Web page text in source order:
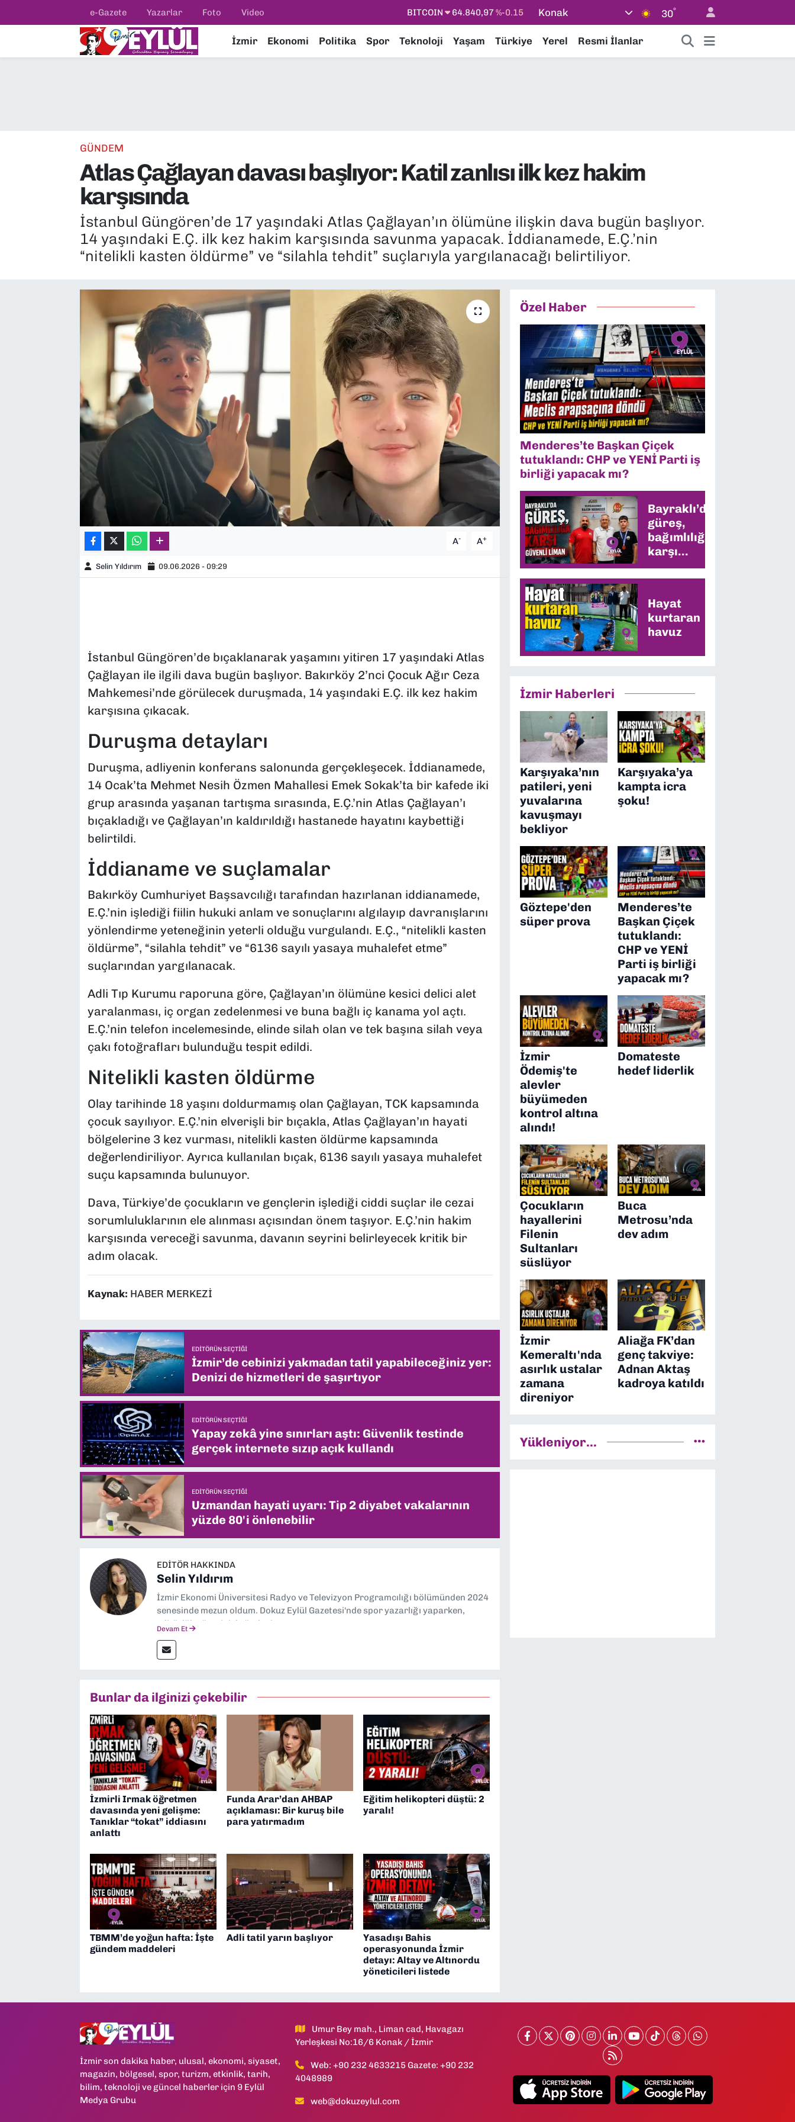
e-Gazete Yazarlar Foto Video DOLAR 47,7436%0.18
STERLİN
64,4811%0.38
Konak 30°
İzmir Ekonomi Politika Spor Teknoloji Yaşam Türkiye Yerel Resmi İlanlar
GÜNDEM
Atlas Çağlayan davası başlıyor: Katil zanlısı ilk kez hakim
karşısında
İstanbul Güngören’de 17 yaşındaki Atlas Çağlayan’ın ölümüne ilişkin dava bugün başlıyor.
14 yaşındaki E.Ç. ilk kez hakim karşısında savunma yapacak. İddianamede, E.Ç.’nin
“nitelikli kasten öldürme” ve “silahla tehdit” suçlarıyla yargılanacağı belirtiliyor.
A- A+
Selin Yıldırım 09.06.2026 - 09:29
İstanbul Güngören’de bıçaklanarak yaşamını yitiren 17 yaşındaki Atlas
Çağlayan ile ilgili dava bugün başlıyor. Bakırköy 2’nci Çocuk Ağır Ceza
Mahkemesi’nde görülecek duruşmada, 14 yaşındaki E.Ç. ilk kez hakim
karşısına çıkacak.
Duruşma detayları
Duruşma, adliyenin konferans salonunda gerçekleşecek. İddianamede,
14 Ocak’ta Mehmet Nesih Özmen Mahallesi Emek Sokak’ta bir kafede iki
grup arasında yaşanan tartışma sırasında, E.Ç.’nin Atlas Çağlayan’ı
bıçakladığı ve Çağlayan’ın kaldırıldığı hastanede hayatını kaybettiği
belirtildi.
İddianame ve suçlamalar
Bakırköy Cumhuriyet Başsavcılığı tarafından hazırlanan iddianamede,
E.Ç.’nin işlediği fiilin hukuki anlam ve sonuçlarını algılayıp davranışlarını
yönlendirme yeteneğinin yeterli olduğu vurgulandı. E.Ç., “nitelikli kasten
öldürme”, “silahla tehdit” ve “6136 sayılı yasaya muhalefet etme”
suçlarından yargılanacak.
Adli Tıp Kurumu raporuna göre, Çağlayan’ın ölümüne kesici delici alet
yaralanması, iç organ zedelenmesi ve buna bağlı iç kanama yol açtı.
E.Ç.’nin telefon incelemesinde, elinde silah olan ve tek başına silah veya
çakı fotoğrafları bulunduğu tespit edildi.
Nitelikli kasten öldürme
Olay tarihinde 18 yaşını doldurmamış olan Çağlayan, TCK kapsamında
çocuk sayılıyor. E.Ç.’nin elverişli bir bıçakla, Atlas Çağlayan’ın hayati
bölgelerine 3 kez vurması, nitelikli kasten öldürme kapsamında
değerlendiriliyor. Ayrıca kullanılan bıçak, 6136 sayılı yasaya muhalefet
suçu kapsamında bulunuyor.
Dava, Türkiye’de çocukların ve gençlerin işlediği ciddi suçlar ile cezai
sorumluluklarının ele alınması açısından önem taşıyor. E.Ç.’nin hakim
karşısında vereceği savunma, davanın seyrini belirleyecek kritik bir
adım olacak.
Kaynak: HABER MERKEZİ
EDITÖRÜN SEÇTIĞI
İzmir’de cebinizi yakmadan tatil yapabileceğiniz yer:
Denizi de hizmetleri de şaşırtıyor
EDITÖRÜN SEÇTIĞI
Yapay zekâ yine sınırları aştı: Güvenlik testinde
gerçek internete sızıp açık kullandı
EDITÖRÜN SEÇTIĞI
Uzmandan hayati uyarı: Tip 2 diyabet vakalarının
yüzde 80'i önlenebilir
EDITÖR HAKKINDA
Selin Yıldırım
İzmir Ekonomi Üniversitesi Radyo ve Televizyon Programcılığı bölümünden 2024
senesinde mezun oldum. Dokuz Eylül Gazetesi'nde spor yazarlığı yaparken,
editörlük görevini de üstleniyorum.
Devam Et
Bunlar da ilginizi çekebilir
İzmirli Irmak öğretmen
davasında yeni gelişme:
Tanıklar “tokat” iddiasını
anlattı
Funda Arar’dan AHBAP
açıklaması: Bir kuruş bile
para yatırmadım
Eğitim helikopteri düştü: 2
yaralı!
TBMM’de yoğun hafta: İşte
gündem maddeleri
Adli tatil yarın başlıyor
Yasadışı Bahis
operasyonunda İzmir
detayı: Altay ve Altınordu
yöneticileri listede
Özel Haber
Menderes’te Başkan Çiçek
tutuklandı: CHP ve YENİ Parti iş
birliği yapacak mı?
Bayraklı’da
güreş,
bağımlılığa
karşı
güvenli
liman
Hayat
kurtaran
havuz
İzmir Haberleri
Karşıyaka’nın
patileri, yeni
yuvalarına
kavuşmayı
bekliyor
Karşıyaka’ya
kampta icra
şoku!
Göztepe'den
süper prova
Menderes’te
Başkan Çiçek
tutuklandı:
CHP ve YENİ
Parti iş birliği
yapacak mı?
İzmir
Ödemiş'te
alevler
büyümeden
kontrol altına
alındı!
Domateste
hedef liderlik
Çocukların
hayallerini
Filenin
Sultanları
süslüyor
Buca
Metrosu’nda
dev adım
İzmir
Kemeraltı'nda
asırlık ustalar
zamana
direniyor
Aliağa FK’dan
genç takviye:
Adnan Aktaş
kadroya katıldı
Yükleniyor...
İzmir son dakika haber, ulusal, ekonomi, siyaset,
magazin, bölgesel, spor, turizm, etkinlik, tarih,
bilim, teknoloji ve güncel haberler için 9 Eylül
Medya Grubu
Umur Bey mah., Liman cad, Havagazı
Yerleşkesi No:16/6 Konak / İzmir
Web: +90 232 4633215 Gazete: +90 232
4048989
web@dokuzeylul.com
Resmi İlanlar
KÜLTÜR SANAT
MAGAZİN
POLİTİKA
YEREL YÖNETİMLER
Konak Nöbetçi Eczaneler
Tüm Manşetler
Son Dakika Haberleri
Haber Arşivi